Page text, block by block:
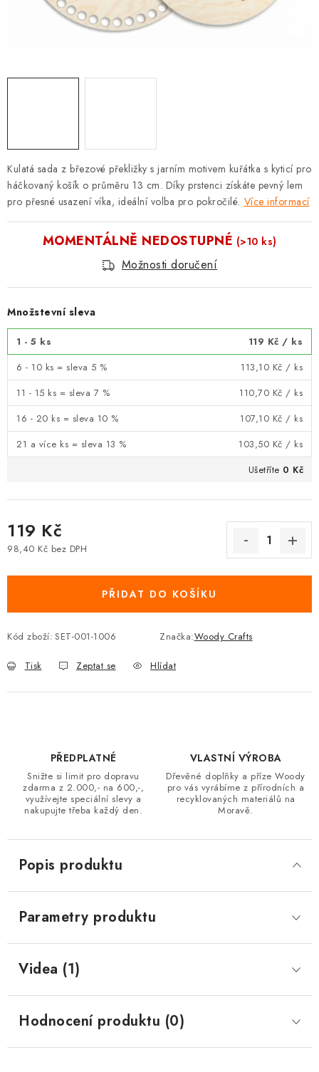
Kulatá sada z březové překližky s jarním motivem kuřátka s kyticí pro
háčkovaný košík o průměru 13 cm. Díky prstenci získáte pevný lem
pro přesné usazení víka, ideální volba pro pokročilé. Více informací
MOMENTÁLNĚ NEDOSTUPNÉ (>10 ks)
Možnosti doručení
Množstevní sleva
1 - 5 ks 119 Kč / ks
6 - 10 ks = sleva 5 %
113,10 Kč / ks
11 - 15 ks = sleva 7 %
110,70 Kč / ks
16 - 20 ks = sleva 10 %
107,10 Kč / ks
21 a více ks = sleva 13 %
103,50 Kč / ks
Ušetříte 0 Kč
119 Kč
98,40 Kč bez DPH
PŘIDAT DO KOŠÍKU
Kód zboží: SET-001-1006 Značka:Woody Crafts
Tisk Zeptat se Hlídat
PŘEDPLATNÉ
Snižte si limit pro dopravu
zdarma z 2.000,- na 600,-,
využívejte speciální slevy a
nakupujte třeba každý den.
VLASTNÍ VÝROBA
Dřevěné doplňky a příze Woody
pro vás vyrábíme z přírodních a
recyklovaných materiálů na
Moravě.
Popis produktu
Parametry produktu
Videa (1)
Hodnocení produktu (0)